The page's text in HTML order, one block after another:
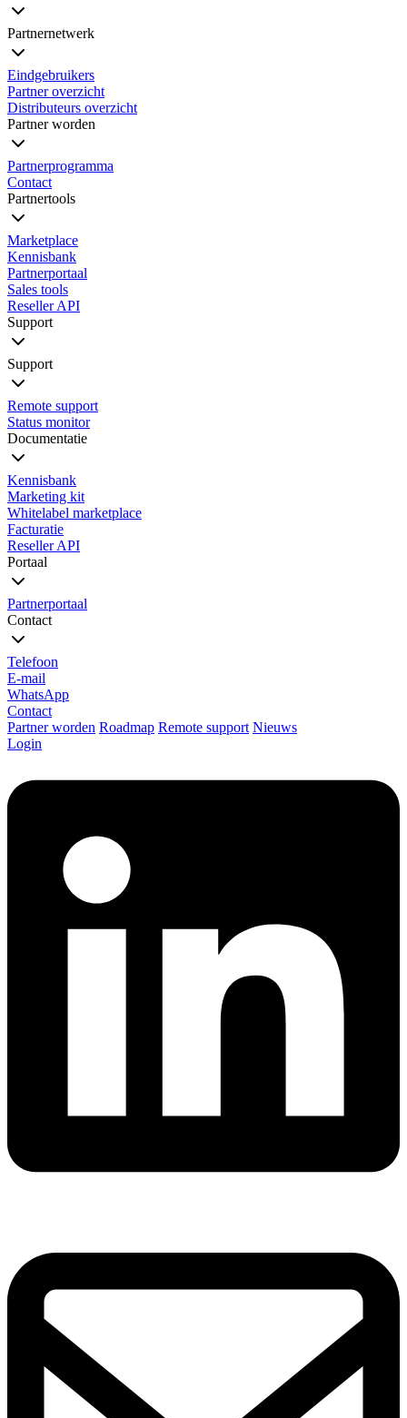
Partnernetwerk
Eindgebruikers
Partner overzicht
Distributeurs overzicht
Partner worden
Partnerprogramma
Contact
Partnertools
Marketplace
Kennisbank
Partnerportaal
Sales tools
Reseller API
Support
Support
Remote support
Status monitor
Documentatie
Kennisbank
Marketing kit
Whitelabel marketplace
Facturatie
Reseller API
Portaal
Partnerportaal
Contact
Telefoon
E-mail
WhatsApp
Contact
Partner worden Roadmap Remote support Nieuws
Login